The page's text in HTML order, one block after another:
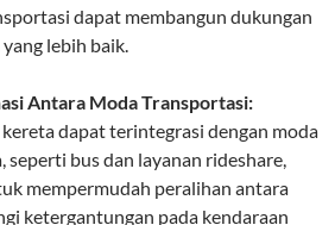
dapat membangun dukungan
lebih baik.
Antara Moda Transportasi:
dapat terintegrasi dengan moda
bus dan layanan rideshare,
mempermudah peralihan antara
ketergantungan pada kendaraan